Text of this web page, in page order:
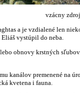
vzácny
a je vzdialené len
Eliáš vystúpil do neba.
obnovy krstných
kanálov premenené na
kvetena i fauna.